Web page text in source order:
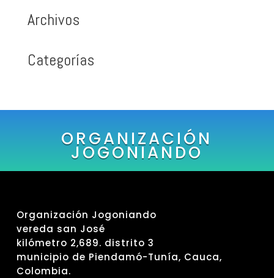
Archivos
Categorías
ORGANIZACIÓN
JOGONIANDO
Organización Jogoniando
vereda san José
kilómetro 2,689. distrito 3
municipio de Piendamó-Tunía, Cauca,
Colombia.